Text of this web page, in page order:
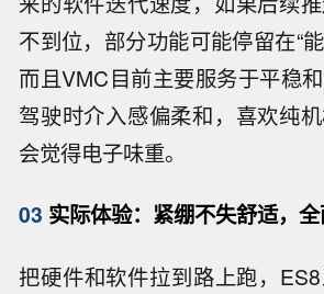
不到位，部分功能可能停留在“能
而且VMC目前主要服务于平稳
驾驶时介入感偏柔和，喜欢纯
会觉得电子味重。
03 实际体验：紧绷不失舒适，
把硬件和软件拉到路上跑，